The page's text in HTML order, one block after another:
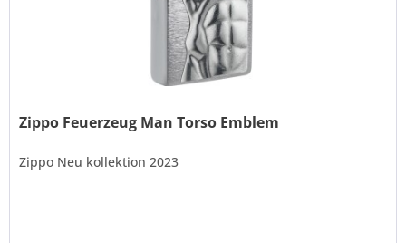
Zippo Feuerzeug Man Torso Emblem
Zippo Neu kollektion 2023